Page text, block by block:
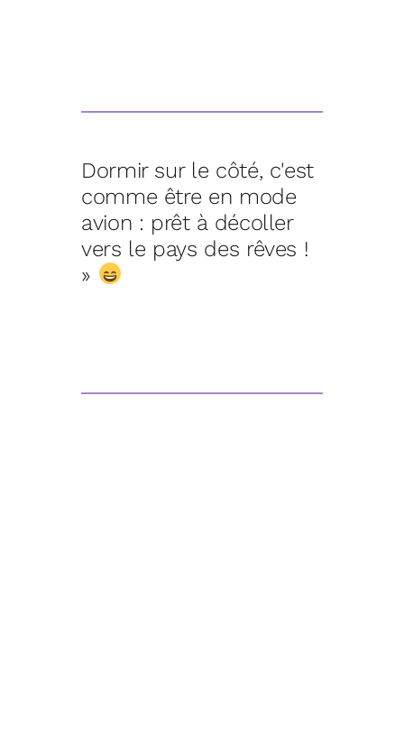
Dormir sur le côté, c'est
comme être en mode
avion : prêt à décoller
vers le pays des rêves !
»